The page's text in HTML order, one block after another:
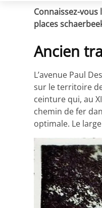
Connaissez-
places
Ancien
L’avenue Paul
sur le territoire
ceinture qui, au
chemin de fer
optimale. Le